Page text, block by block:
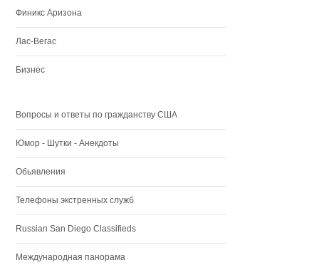
Финикс Аризона
Лас-Вегас
Бизнес
Вопросы и ответы по гражданству США
Юмор - Шутки - Анекдоты
Обьявления
Телефоны экстренных служб
Russian San Diego Classifieds
Международная панорама